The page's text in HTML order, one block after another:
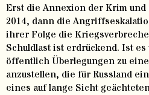
Erst die Annexion der Krim
2014, dann die
ihrer Folge die
Schuldlast ist erdrückend. Ist
öffentlich Überlegungen zu
anzustellen, die für Russland
eines auf lange Sicht